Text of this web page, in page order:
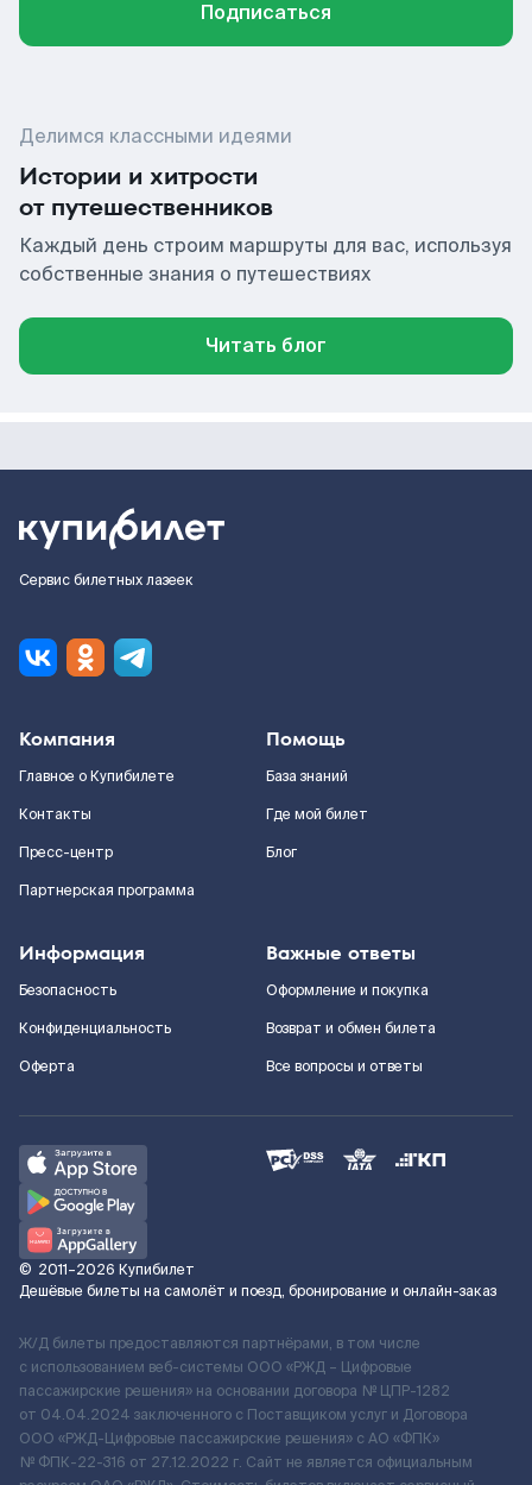
Подписаться
Делимся классными идеями
Истории и хитрости
от путешественников
Каждый день строим маршруты для вас, используя
собственные знания о путешествиях
Читать блог
Сервис билетных лазеек
Компания
Главное о Купибилете
Контакты
Пресс-центр
Партнерская программа
Помощь
База знаний
Где мой билет
Блог
Информация
Безопасность
Конфиденциальность
Оферта
Важные ответы
Оформление и покупка
Возврат и обмен билета
Все вопросы и ответы
© 2011–2026 Купибилет
Дешёвые билеты на самолёт и поезд, бронирование и онлайн-заказ
Ж/Д билеты предоставляются партнёрами, в том числе
с использованием веб-системы ООО «РЖД – Цифровые
пассажирские решения» на основании договора № ЦПР-1282
от 04.04.2024 заключенного с Поставщиком услуг и Договора
ООО «РЖД-Цифровые пассажирские решения» c АО «ФПК»
№ ФПК-22-316 от 27.12.2022 г. Сайт не является официальным